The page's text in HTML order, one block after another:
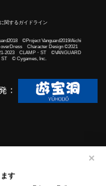
す
✕
関するガイドライン
©Project Vanguard2019/Aichi
Character Design ©2021
2023 CLAMP・ST ©VANGUARD
ST © Cygames, Inc.